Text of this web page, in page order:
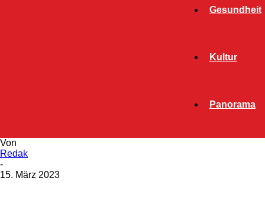
Gesundheit
Kultur
Panorama
Zwei Fortbildungen aus dem Bereich
Von
Redak
-
15. März 2023